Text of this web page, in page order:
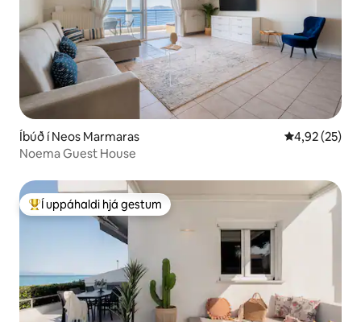
Íbúð í Neos Marmaras 4,92 af 5 í
4,92 (25)
Noema Guest House
Í mestu uppáhaldi hjá gestum
Í uppáhaldi hjá gestum